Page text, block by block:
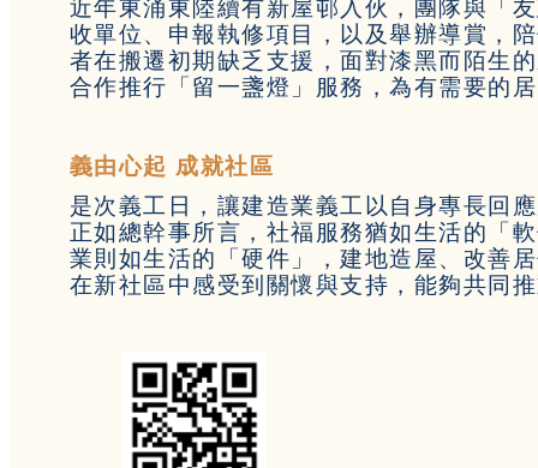
近年東涌東陸續有新屋邨入伙，團隊與「
收單位、申報執修項目，以及舉辦導賞，
者在搬遷初期缺乏支援，面對漆黑而陌生
合作推行「留一盞燈」服務，為有需要的
義由心起 成就社區
是次義工日，讓建造業義工以自身專長回
正如總幹事所言，社福服務猶如生活的「
業則如生活的「硬件」，建地造屋、改善
在新社區中感受到關懷與支持，能夠共同